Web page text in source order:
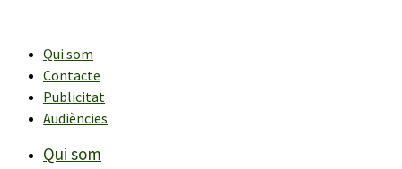
contingutQui som
Contacte
Publicitat
Audiències
Qui som